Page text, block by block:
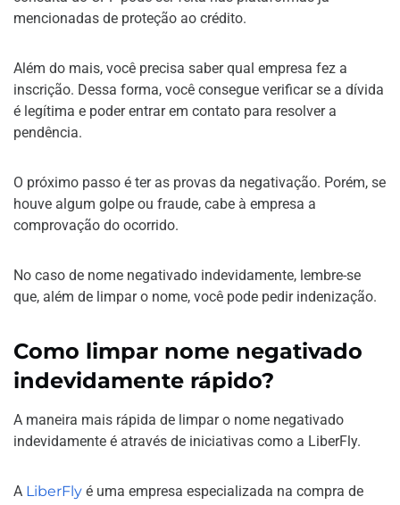
mencionadas de proteção ao crédito.
Além do mais, você precisa saber qual empresa fez a
inscrição. Dessa forma, você consegue verificar se a dívida
é legítima e poder entrar em contato para resolver a
pendência.
O próximo passo é ter as provas da negativação. Porém, se
houve algum golpe ou fraude, cabe à empresa a
comprovação do ocorrido.
No caso de nome negativado indevidamente, lembre-se
que, além de limpar o nome, você pode pedir indenização.
Como limpar nome negativado
indevidamente rápido?
A maneira mais rápida de limpar o nome negativado
indevidamente é através de iniciativas como a LiberFly.
A LiberFly é uma empresa especializada na compra de